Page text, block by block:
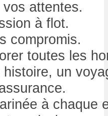
attentes.
à flot.
compromis.
toutes les
histoire, un
à chaque